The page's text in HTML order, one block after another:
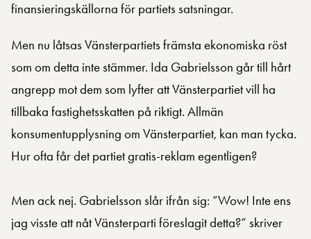
finansieringskällorna för partiets satsningar.
Men nu låtsas Vänsterpartiets främsta ekonomiska röst
som om detta inte stämmer. Ida Gabrielsson går till hårt
angrepp mot dem som lyfter att Vänsterpartiet vill ha
tillbaka fastighetsskatten på riktigt. Allmän
konsumentupplysning om Vänsterpartiet, kan man tycka.
Hur ofta får det partiet gratis-reklam egentligen?
Men ack nej. Gabrielsson slår ifrån sig: ”Wow! Inte ens
jag visste att nåt Vänsterparti föreslagit detta?” skriver